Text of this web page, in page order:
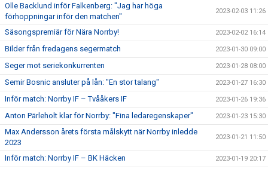
Olle Backlund inför Falkenberg: "Jag har höga
förhoppningar inför den matchen"
2023-02-03 11:26
Säsongspremiär för Nära Norrby! 2023-02-02 16:14
Bilder från fredagens segermatch 2023-01-30 09:00
Seger mot seriekonkurrenten 2023-01-28 08:00
Semir Bosnic ansluter på lån: "En stor talang" 2023-01-27 16:30
Inför match: Norrby IF – Tvååkers IF 2023-01-26 19:36
Anton Pärleholt klar för Norrby: "Fina ledaregenskaper" 2023-01-23 15:30
Max Andersson årets första målskytt när Norrby inledde
2023
2023-01-21 11:50
Inför match: Norrby IF – BK Häcken 2023-01-19 20:17